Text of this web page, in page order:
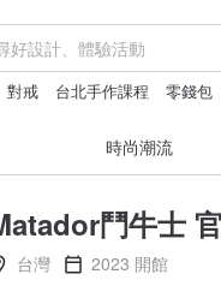
對戒 台北手作課程 零錢包
時尚潮流
鬥牛士
台灣
2023 開館